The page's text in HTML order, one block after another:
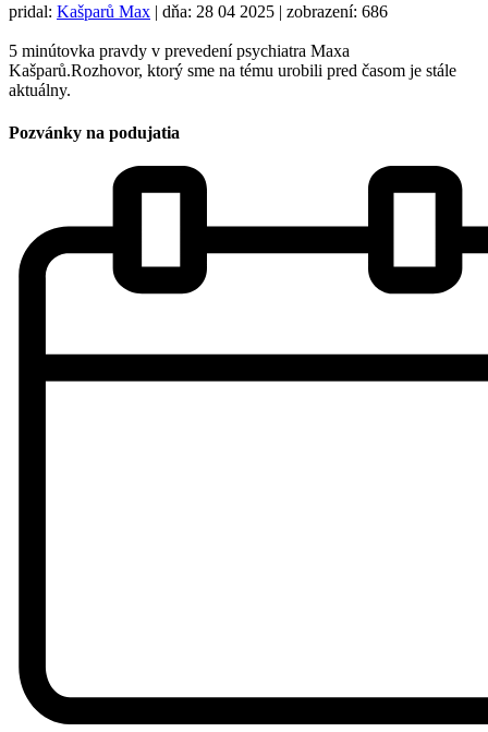
pridal: Kašparů Max | dňa: 28 04 2025 | zobrazení: 686
5 minútovka pravdy v prevedení psychiatra Maxa
Kašparů.Rozhovor, ktorý sme na tému urobili pred časom je stále
aktuálny.
Pozvánky na podujatia